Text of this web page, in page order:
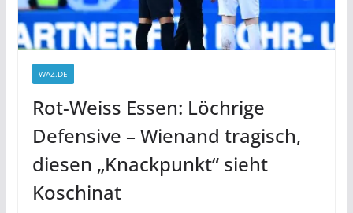
WAZ.DE
Rot-Weiss Essen: Löchrige
Defensive – Wienand tragisch,
diesen „Knackpunkt“ sieht
Koschinat